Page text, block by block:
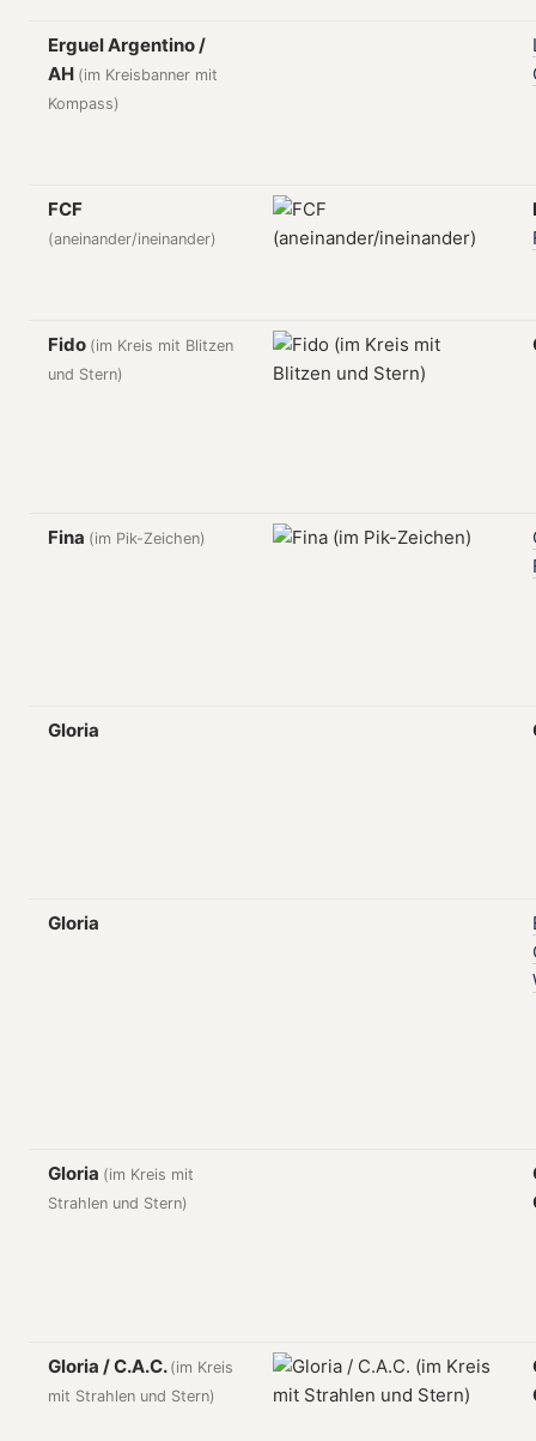
Erguel Argentino /
AH (im Kreisbanner mit
Kompass)
FCF
(aneinander/ineinander)
Fido (im Kreis mit Blitzen
und Stern)
Fina (im Pik-Zeichen)
Gloria
Gloria
Gloria (im Kreis mit
Strahlen und Stern)
Gloria / C.A.C. (im Kreis
mit Strahlen und Stern)